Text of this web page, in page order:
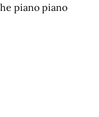
piano piano